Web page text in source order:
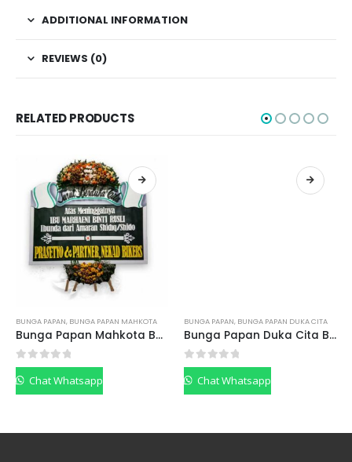
ADDITIONAL INFORMATION
REVIEWS (0)
RELATED PRODUCTS
BUNGA PAPAN, BUNGA PAPAN MAHKOTA
Bunga Papan Mahkota BPM03
0out of 5
Chat Whatsapp
BUNGA PAPAN, BUNGA PAPAN DUKA CITA
Bunga Papan Duka Cita BPDCP04
0out of 5
Chat Whatsapp